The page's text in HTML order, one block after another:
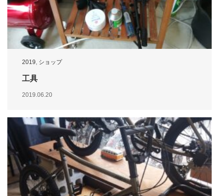
2019, ショップ
工具
2019.06.20